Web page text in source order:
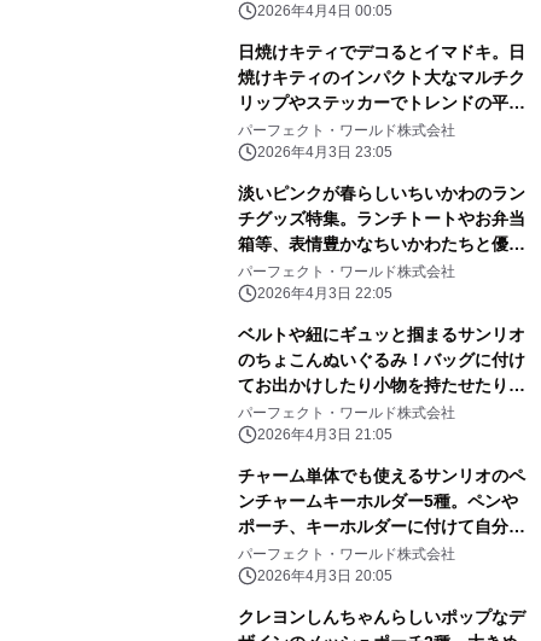
2026年4月4日 00:05
日焼けキティでデコるとイマドキ。日
焼けキティのインパクト大なマルチク
リップやステッカーでトレンドの平成
レトロ感ばっちりです。
パーフェクト・ワールド株式会社
2026年4月3日 23:05
淡いピンクが春らしいちいかわのラン
チグッズ特集。ランチトートやお弁当
箱等、表情豊かなちいかわたちと優し
いピンク色に心和む
パーフェクト・ワールド株式会社
2026年4月3日 22:05
ベルトや紐にギュッと掴まるサンリオ
のちょこんぬいぐるみ！バッグに付け
てお出かけしたり小物を持たせたりと
自由に楽しめる！
パーフェクト・ワールド株式会社
2026年4月3日 21:05
チャーム単体でも使えるサンリオのペ
ンチャームキーホルダー5種。ペンや
ポーチ、キーホルダーに付けて自分だ
けのアレンジしよう
パーフェクト・ワールド株式会社
2026年4月3日 20:05
クレヨンしんちゃんらしいポップなデ